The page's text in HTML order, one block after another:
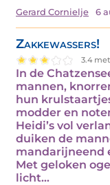
Gerard Cornielje 6
Zakkewassers!
3.4
In de
mannen,
hun
modder en
Heidi’s vol
duiken de
mandarijneend
Met geloken
licht…